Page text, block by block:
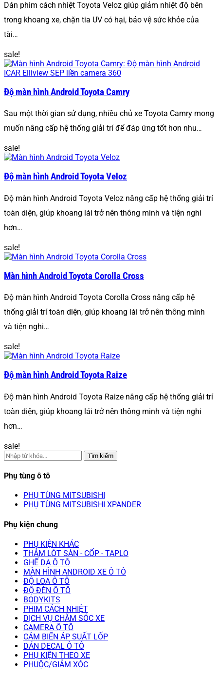
Dán phim cách nhiệt Toyota Veloz giúp giảm nhiệt độ bên
trong khoang xe, chặn tia UV có hại, bảo vệ sức khỏe của
tài…
sale!
Độ màn hình Android Toyota Camry
Sau một thời gian sử dụng, nhiều chủ xe Toyota Camry mong
muốn nâng cấp hệ thống giải trí để đáp ứng tốt hơn nhu…
sale!
Độ màn hình Android Toyota Veloz
Độ màn hình Android Toyota Veloz nâng cấp hệ thống giải trí
toàn diện, giúp khoang lái trở nên thông minh và tiện nghi
hơn…
sale!
Màn hình Android Toyota Corolla Cross
Độ màn hình Android Toyota Corolla Cross nâng cấp hệ
thống giải trí toàn diện, giúp khoang lái trở nên thông minh
và tiện nghi…
sale!
Độ màn hình Android Toyota Raize
Độ màn hình Android Toyota Raize nâng cấp hệ thống giải trí
toàn diện, giúp khoang lái trở nên thông minh và tiện nghi
hơn…
sale!
Tìm kiếm
Phụ tùng ô tô
PHỤ TÙNG MITSUBISHI
PHỤ TÙNG MITSUBISHI XPANDER
Phụ kiện chung
PHỤ KIỆN KHÁC
THẢM LÓT SÀN - CỐP - TAPLO
GHẾ DA Ô TÔ
MÀN HÌNH ANDROID XE Ô TÔ
ĐỘ LOA Ô TÔ
ĐỘ ĐÈN Ô TÔ
BODYKITS
PHIM CÁCH NHIỆT
DỊCH VỤ CHĂM SÓC XE
CAMERA Ô TÔ
CẢM BIẾN ÁP SUẤT LỐP
DÁN DECAL Ô TÔ
PHỤ KIỆN THEO XE
PHUỘC/GIẢM XÓC